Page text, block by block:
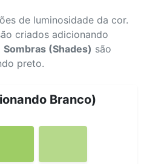
de luminosidade da cor.
criados adicionando
Sombras (Shades) são
preto.
Branco)